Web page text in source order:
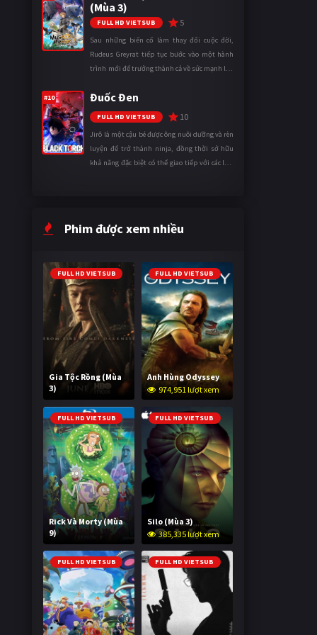
(Mùa 3)
FULL HD VIETSUB 5
Sau những biến cố làm thay đổi cuộc đời,
Rudeus Greyrat tiếp tục bước vào một hành
trình mới để trưởng thành cả về sức mạnh lẫn
ngày càng khắc nghiệt, anh ...
#10 Đuốc Đen
FULL HD VIETSUB 10
Jirô là một cậu bé được ông nuôi dưỡng và rèn
luyện để trở thành ninja, đồng thời sở hữu
khả năng đặc biệt có thể giao tiếp với các loài
Phim được xem nhiều
FULL HD VIETSUB
Gia Tộc Rồng (Mùa
3)
2,043,206 lượt xem
FULL HD VIETSUB
Anh Hùng Odyssey
974,951 lượt xem
FULL HD VIETSUB
Rick Và Morty (Mùa
9)
3,007,647 lượt xem
FULL HD VIETSUB
Silo (Mùa 3)
385,335 lượt xem
FULL HD VIETSUB FULL HD VIETSUB